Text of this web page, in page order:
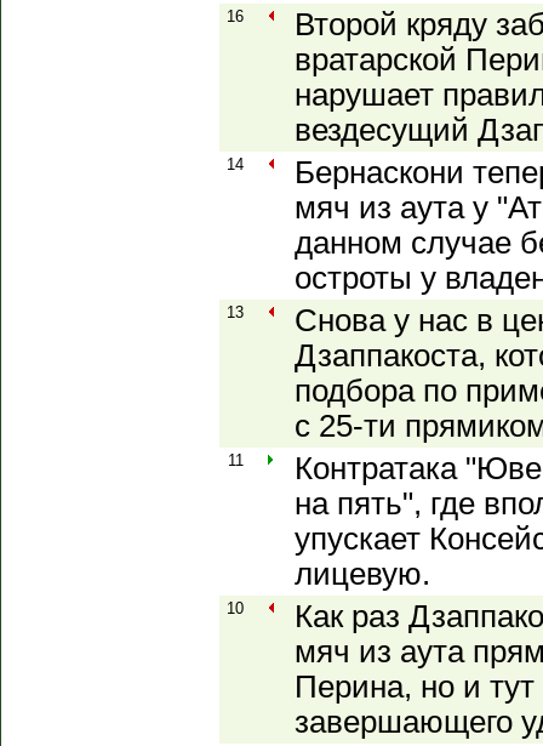
16
Второй кряду
вратарской
нарушает
вездесущий
14
Бернаскони
мяч из аута у
данном случае
остроты у
13
Снова у нас в
Дзаппакоста,
подбора по
с 25-ти
11
Контратака
на пять", где
упускает
лицевую.
10
Как раз
мяч из аута
Перина, но и
завершающего